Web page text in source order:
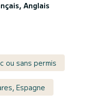
Anglais
ou sans permis
Espagne